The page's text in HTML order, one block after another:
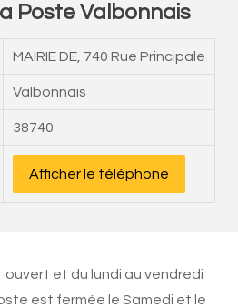
Poste Valbonnais
MAIRIE DE, 740 Rue Principale
Valbonnais
38740
Afficher le téléphone
et du lundi au vendredi
est fermée le Samedi et le